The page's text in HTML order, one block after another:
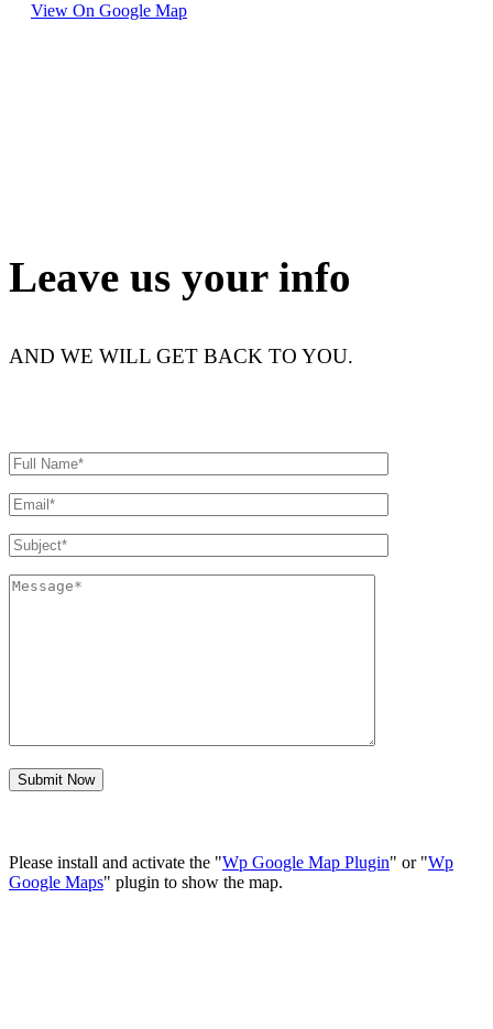
View On Google Map
Leave us your info
AND WE WILL GET BACK TO YOU.
Please install and activate the "Wp Google Map Plugin" or "Wp
Google Maps" plugin to show the map.